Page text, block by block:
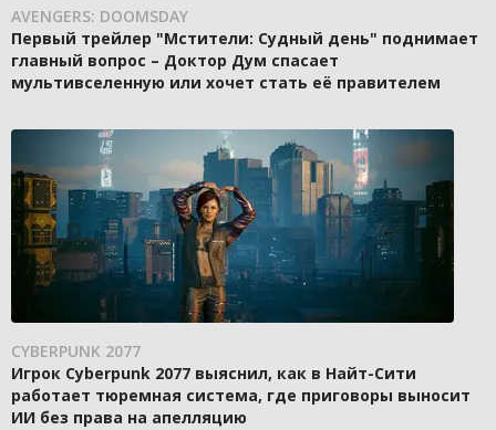
AVENGERS: DOOMSDAY
Первый трейлер "Мстители: Судный день" поднимает
главный вопрос – Доктор Дум спасает
мультивселенную или хочет стать её правителем
CYBERPUNK 2077
Игрок Cyberpunk 2077 выяснил, как в Найт-Сити
работает тюремная система, где приговоры выносит
ИИ без права на апелляцию